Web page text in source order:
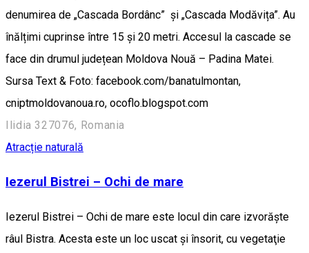
denumirea de „Cascada Bordânc” și „Cascada Modăvița”. Au
înălțimi cuprinse între 15 și 20 metri. Accesul la cascade se
face din drumul județean Moldova Nouă – Padina Matei.
Sursa Text & Foto: facebook.com/banatulmontan,
cniptmoldovanoua.ro, ocoflo.blogspot.com
Ilidia 327076, Romania
Atracție naturală
Iezerul Bistrei – Ochi de mare
Iezerul Bistrei – Ochi de mare este locul din care izvorăşte
râul Bistra. Acesta este un loc uscat şi însorit, cu vegetaţie